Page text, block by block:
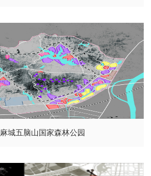
麻城五脑山国家森林公园